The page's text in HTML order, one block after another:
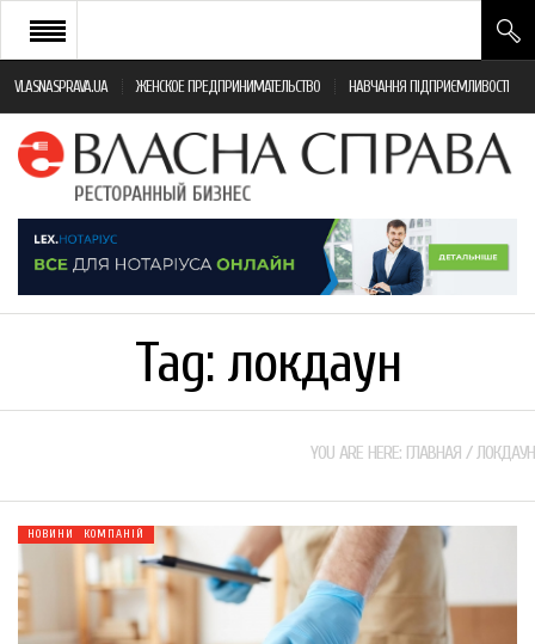
VLASNASPRAVA.UA ЖЕНСКОЕ ПРЕДПРИНИМАТЕЛЬСТВО НАВЧАННЯ ПІДПРИЄМЛИВОСТІ
НОВИНИ РЕСТОРАННОГО БІЗНЕСУ
ЯК ВІДКРИТИ ТА УСПІШНО КЕРУВАТИ
МОНІТОРИНГ ЗАКОНОДАВСТВА
Tag: локдаун
YOU ARE HERE: ГЛАВНАЯ / ЛОКДАУН
НОВИНИ КОМПАНІЙ